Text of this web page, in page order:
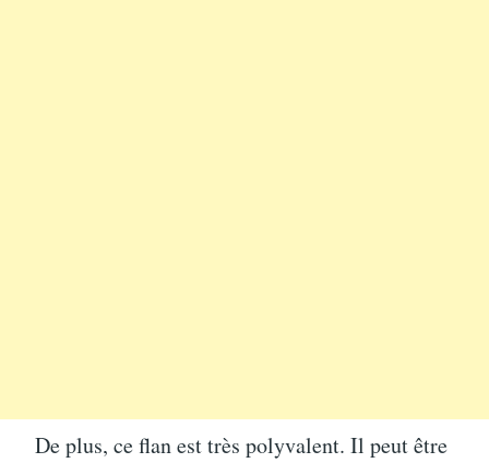
De plus, ce flan est très polyvalent. Il peut être